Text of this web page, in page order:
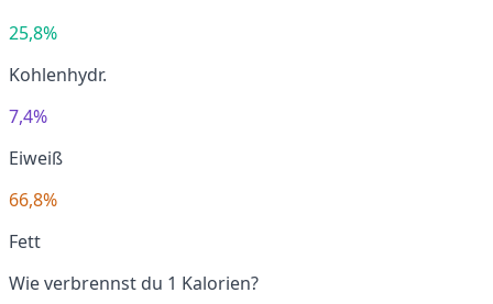
25,8%
Kohlenhydr.
7,4%
Eiweiß
66,8%
Fett
Wie verbrennst du 1 Kalorien?